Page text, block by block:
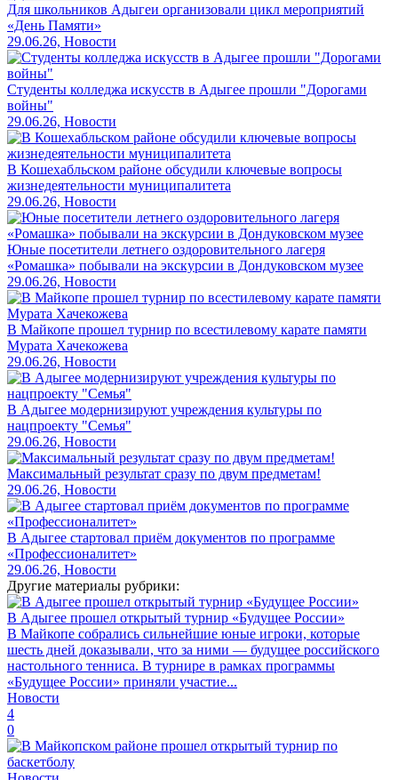
Для школьников Адыгеи организовали цикл мероприятий
«День Памяти»
29.06.26, Новости
Студенты колледжа искусств в Адыгее прошли "Дорогами
войны"
29.06.26, Новости
В Кошехабльском районе обсудили ключевые вопросы
жизнедеятельности муниципалитета
29.06.26, Новости
Юные посетители летнего оздоровительного лагеря
«Ромашка» побывали на экскурсии в Дондуковском музее
29.06.26, Новости
В Майкопе прошел турнир по всестилевому карате памяти
Мурата Хачекожева
29.06.26, Новости
В Адыгее модернизируют учреждения культуры по
нацпроекту "Семья"
29.06.26, Новости
Максимальный результат сразу по двум предметам!
29.06.26, Новости
В Адыгее стартовал приём документов по программе
«Профессионалитет»
29.06.26, Новости
Другие материалы рубрики:
В Адыгее прошел открытый турнир «Будущее России»
В Майкопе собрались сильнейшие юные игроки, которые
шесть дней доказывали, что за ними — будущее российского
настольного тенниса. В турнире в рамках программы
«Будущее России» приняли участие...
Новости
4
0